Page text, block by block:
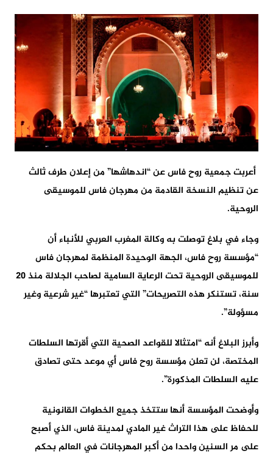
أعربت جمعية روح فاس عن “اندهاشها” من إعلان طرف ثالث
عن تنظيم النسخة القادمة من مهرجان فاس للموسيقى
الروحية.
وجاء في بلاغ توصلت به وكالة المغرب العربي للأنباء أن
“مؤسسة روح فاس، الجهة الوحيدة المنظمة لمهرجان فاس
للموسيقى الروحية تحت الرعاية السامية لصاحب الجلالة منذ 20
سنة، تستنكر هذه التصريحات” التي تعتبرها “غير شرعية وغير
مسؤولة”.
وأبرز البلاغ أنه “امتثالا للقواعد الصحية التي أقرتها السلطات
المختصة، لن تعلن مؤسسة روح فاس أي موعد حتى تصادق
عليه السلطات المذكورة”.
وأوضحت المؤسسة أنها ستتخذ جميع الخطوات القانونية
للحفاظ على هذا التراث غير المادي لمدينة فاس، الذي أصبح
على مر السنين واحدا من أكبر المهرجانات في العالم بحكم